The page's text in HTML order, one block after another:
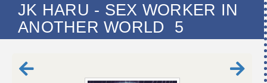
JK HARU - SEX WORKER IN
ANOTHER WORLD 5